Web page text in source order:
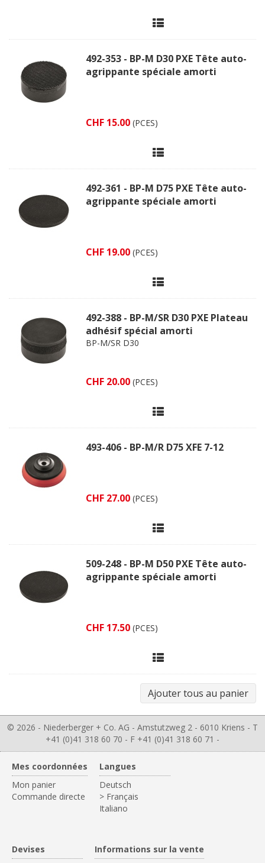
492-353 - BP-M D30 PXE Tête auto-
agrippante spéciale amorti
CHF 15.00 (PCES)
492-361 - BP-M D75 PXE Tête auto-
agrippante spéciale amorti
CHF 19.00 (PCES)
492-388 - BP-M/SR D30 PXE Plateau
adhésif spécial amorti
BP-M/SR D30
CHF 20.00 (PCES)
493-406 - BP-M/R D75 XFE 7-12
CHF 27.00 (PCES)
509-248 - BP-M D50 PXE Tête auto-
agrippante spéciale amorti
CHF 17.50 (PCES)
© 2026 - Niederberger + Co. AG - Amstutzweg 2 - 6010 Kriens - T
+41 (0)41 318 60 70 - F +41 (0)41 318 60 71 -
Mes coordonnées
Mon panier
Commande directe
Langues
Deutsch
> Français
Italiano
Devises
Informations sur la vente